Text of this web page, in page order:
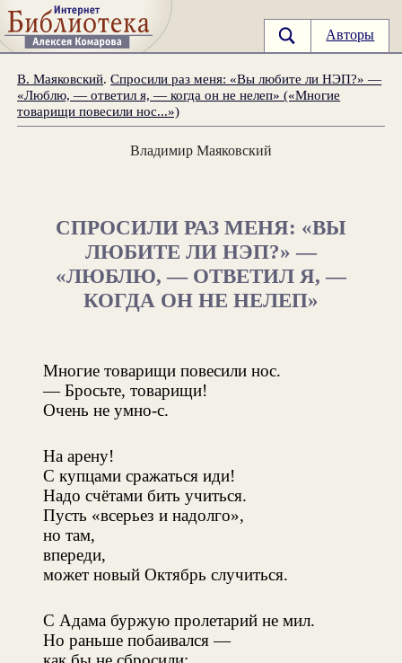
Авторы
В. Маяковский.Спросили раз меня: «Вы любите ли НЭП?» —
«Люблю, — ответил я, — когда он не нелеп» («Многие
товарищи повесили нос...»)
Владимир Маяковский
СПРОСИЛИ РАЗ МЕНЯ: «ВЫ
ЛЮБИТЕ ЛИ НЭП?» —
«ЛЮБЛЮ, — ОТВЕТИЛ Я, —
КОГДА ОН НЕ НЕЛЕП»
Многие товарищи повесили нос.
— Бросьте, товарищи!
Очень не умно-с.
На арену!
С купцами сражаться иди!
Надо счётами бить учиться.
Пусть «всерьез и надолго»,
но там,
впереди,
может новый Октябрь случиться.
С Адама буржую пролетарий не мил.
Но раньше побаивался —